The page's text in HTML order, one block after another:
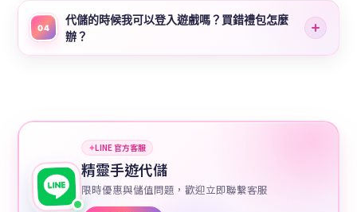
04
代儲的時候我可以登入遊戲嗎？買錯禮包怎麼
辦？
✦LINE 官方客服
精靈手遊代儲
限時優惠與儲值問題，歡迎立即聯繫客服